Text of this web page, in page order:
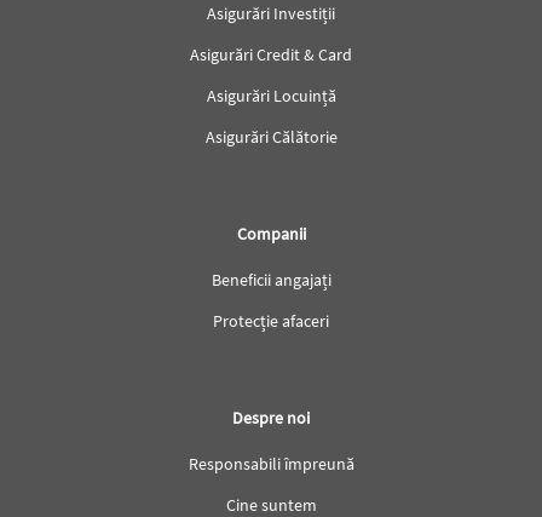
Asigurări Investiții
Asigurări Credit & Card
Asigurări Locuință
Asigurări Călătorie
Companii
Beneficii angajați
Protecție afaceri
Despre noi
Responsabili împreună
Cine suntem